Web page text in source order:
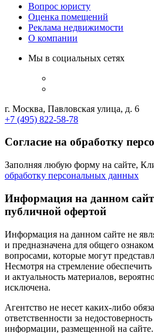
Вопрос юристу
Оценка помещений
Реклама недвижимости
О компании
Мы в социальных сетях
г. Москва, Павловская улица, д. 6
+7 (495) 822-58-78
Согласие на обработку
Заполняя любую форму на сайте,
обработку персональных данных
Информация на данном
публичной офертой
Информация на данном сайте не
и предназначена для общего
вопросами, которые могут
Несмотря на стремление
и актуальность материалов,
исключена.
Агентство не несет каких-либо
ответственности за
информации, размещенной на сайте.